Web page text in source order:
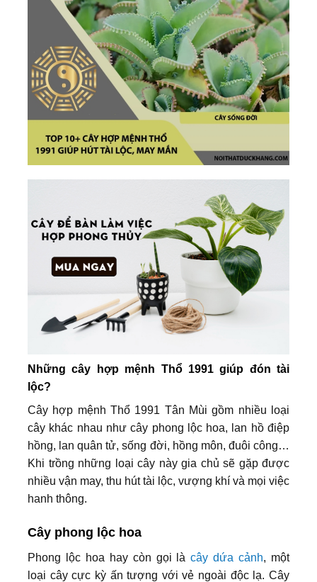
Những cây hợp mệnh Thổ 1991 giúp đón tài
lộc?
Cây hợp mệnh Thổ 1991 Tân Mùi gồm nhiều loại
cây khác nhau như cây phong lộc hoa, lan hồ điệp
hồng, lan quân tử, sống đời, hồng môn, đuôi công…
Khi trồng những loại cây này gia chủ sẽ gặp được
nhiều vận may, thu hút tài lộc, vượng khí và mọi việc
hanh thông.
Cây phong lộc hoa
Phong lộc hoa hay còn gọi làcây dứa cảnh, một
loại cây cực kỳ ấn tượng với vẻ ngoài độc lạ. Cây